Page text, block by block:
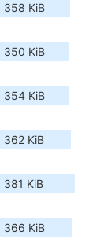
358 KiB
350 KiB
354 KiB
362 KiB
381 KiB
366 KiB